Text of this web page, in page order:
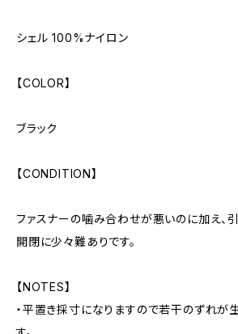
シェル 100%ナイロン
【COLOR】
ブラック
【CONDITION】
ファスナーの噛み合わせが悪いのに加え、
開閉に少々難ありです。
【NOTES】
・平置き採寸になりますので若干のずれが